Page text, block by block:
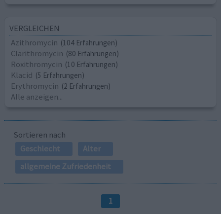
VERGLEICHEN
Azithromycin (104 Erfahrungen)
Clarithromycin (80 Erfahrungen)
Roxithromycin (10 Erfahrungen)
Klacid (5 Erfahrungen)
Erythromycin (2 Erfahrungen)
Alle anzeigen...
Sortieren nach
Geschlecht
Alter
allgemeine Zufriedenheit
1